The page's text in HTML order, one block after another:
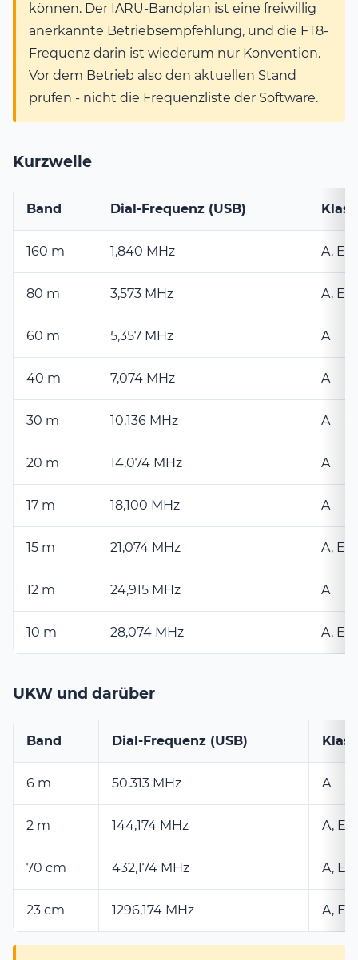
können. Der IARU-Bandplan ist eine freiwillig
anerkannte Betriebsempfehlung, und die FT8-
Frequenz darin ist wiederum nur Konvention.
Vor dem Betrieb also den aktuellen Stand
prüfen - nicht die Frequenzliste der Software.
Kurzwelle
Band Dial-Frequenz (USB)
160 m 1,840 MHz A, E
80 m 3,573 MHz A, E
60 m 5,357 MHz A
40 m 7,074 MHz A
30 m 10,136 MHz A
20 m 14,074 MHz A
17 m 18,100 MHz A
15 m 21,074 MHz A, E
12 m 24,915 MHz A
10 m 28,074 MHz A, E,
UKW und darüber
Band Dial-Frequenz (USB)
6 m 50,313 MHz A
2 m 144,174 MHz A, E,
70 cm 432,174 MHz A, E,
23 cm 1296,174 MHz A, E